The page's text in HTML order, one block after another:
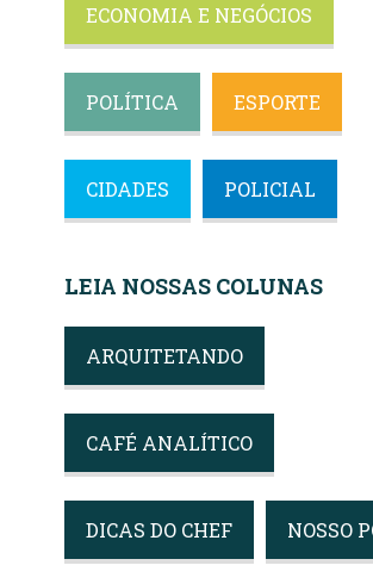
CIDADES POLICIAL
POLÍTICA ESPORTE
ECONOMIA E NEGÓCIOS
LEIA NOSSAS COLUNAS
ARQUITETANDO
CAFÉ ANALÍTICO
DICAS DO CHEF NOSSO